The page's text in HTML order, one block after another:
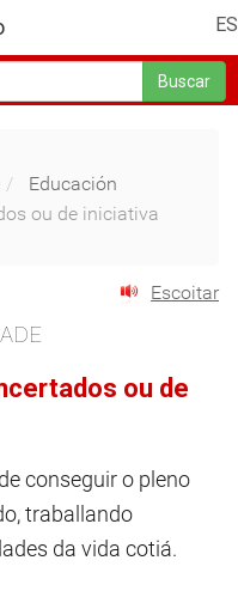
ES
Buscar
Educación
ou de iniciativa
Escoitar
ou de
conseguir o pleno
traballando
da vida cotiá.